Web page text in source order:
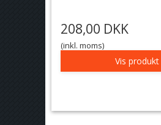
208,00 DKK
(inkl. moms)
Vis produkt